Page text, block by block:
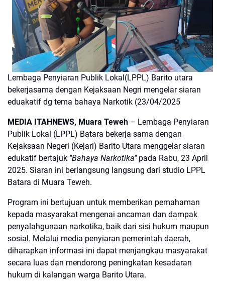
Lembaga Penyiaran Publik Lokal(LPPL) Barito utara
bekerjasama dengan Kejaksaan Negri mengelar siaran
eduakatif dg tema bahaya Narkotik (23/04/2025
MEDIA ITAHNEWS, Muara Teweh – Lembaga Penyiaran
Publik Lokal (LPPL) Batara bekerja sama dengan
Kejaksaan Negeri (Kejari) Barito Utara menggelar siaran
edukatif bertajuk "Bahaya Narkotika"pada Rabu, 23 April
2025. Siaran ini berlangsung langsung dari studio LPPL
Batara di Muara Teweh.
Program ini bertujuan untuk memberikan pemahaman
kepada masyarakat mengenai ancaman dan dampak
penyalahgunaan narkotika, baik dari sisi hukum maupun
sosial. Melalui media penyiaran pemerintah daerah,
diharapkan informasi ini dapat menjangkau masyarakat
secara luas dan mendorong peningkatan kesadaran
hukum di kalangan warga Barito Utara.